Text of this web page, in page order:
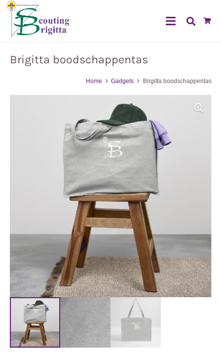
Brigitta boodschappentas
Home Gadgets Brigitta boodschappentas